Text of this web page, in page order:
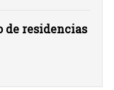
de residencias